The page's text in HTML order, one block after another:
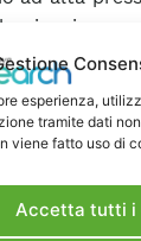
esperienza,
tramite dati
viene fatto uso di
Accetta tutti i
di
e
6.
ad aria
frigorifera
di caldaia